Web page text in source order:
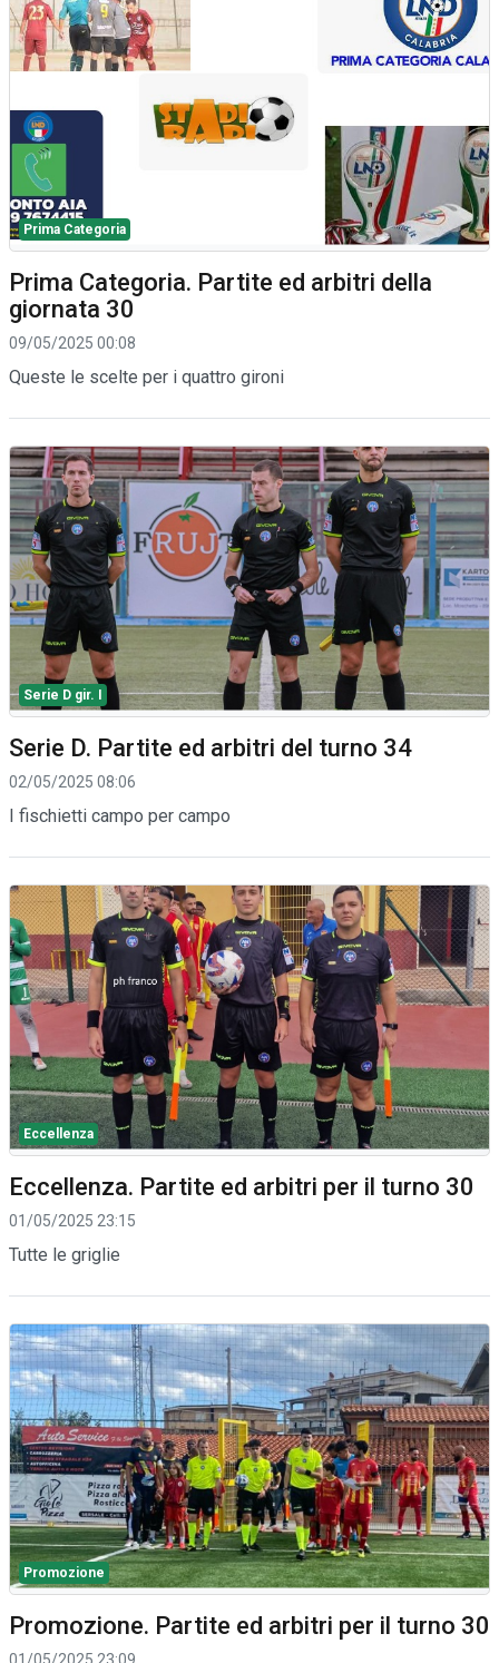
Prima Categoria
Prima Categoria. Partite ed arbitri della
giornata 30
09/05/2025 00:08
Queste le scelte per i quattro gironi
Serie D gir. I
Serie D. Partite ed arbitri del turno 34
02/05/2025 08:06
I fischietti campo per campo
Eccellenza
Eccellenza. Partite ed arbitri per il turno 30
01/05/2025 23:15
Tutte le griglie
Promozione
Promozione. Partite ed arbitri per il turno 30
01/05/2025 23:09